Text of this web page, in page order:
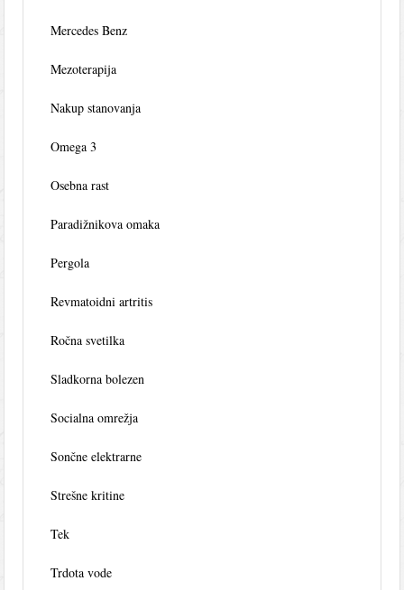
Mercedes Benz
Mezoterapija
Nakup stanovanja
Omega 3
Osebna rast
Paradižnikova omaka
Pergola
Revmatoidni artritis
Ročna svetilka
Sladkorna bolezen
Socialna omrežja
Sončne elektrarne
Strešne kritine
Tek
Trdota vode